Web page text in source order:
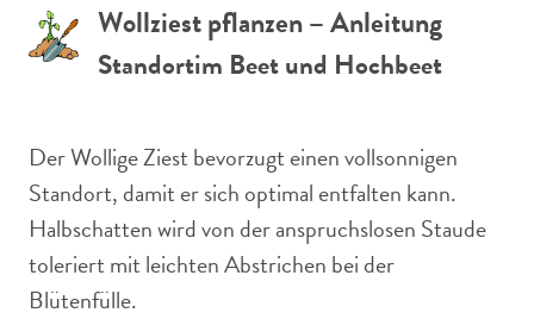
Wollziest pflanzen – Anleitung
Standortim Beet und Hochbeet
Der Wollige Ziest bevorzugt einen vollsonnigen
Standort, damit er sich optimal entfalten kann.
Halbschatten wird von der anspruchslosen Staude
toleriert mit leichten Abstrichen bei der
Blütenfülle.